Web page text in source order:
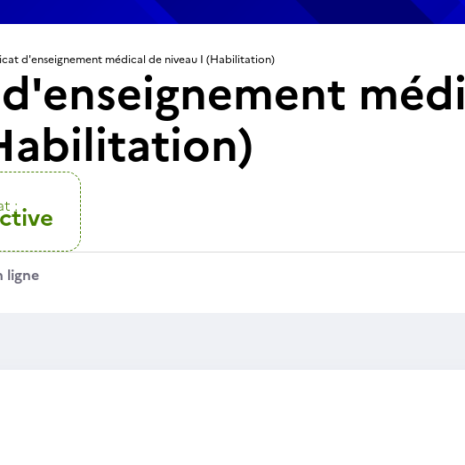
d'enseignement médical de niveau I (Habilitation)
:
ligne